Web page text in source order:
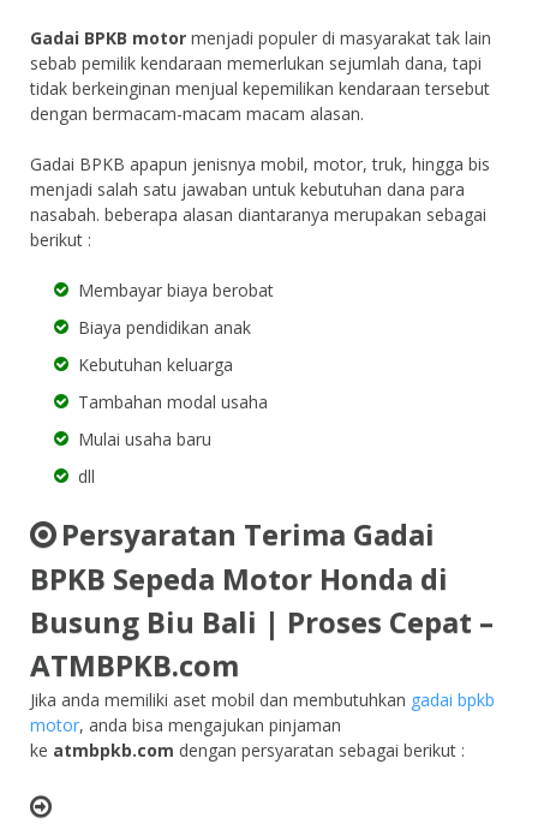
Gadai BPKB motor menjadi populer di masyarakat tak lain
sebab pemilik kendaraan memerlukan sejumlah dana, tapi
tidak berkeinginan menjual kepemilikan kendaraan tersebut
dengan bermacam-macam macam alasan.
Gadai BPKB apapun jenisnya mobil, motor, truk, hingga bis
menjadi salah satu jawaban untuk kebutuhan dana para
nasabah. beberapa alasan diantaranya merupakan sebagai
berikut :
Membayar biaya berobat
Biaya pendidikan anak
Kebutuhan keluarga
Tambahan modal usaha
Mulai usaha baru
dll
Persyaratan Terima Gadai
BPKB Sepeda Motor Honda di
Busung Biu Bali | Proses Cepat –
ATMBPKB.com
Jika anda memiliki aset mobil dan membutuhkan gadai bpkb
motor, anda bisa mengajukan pinjaman
ke atmbpkb.com dengan persyaratan sebagai berikut :